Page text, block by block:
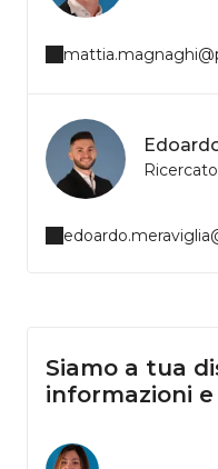
Siamo a tua
informazioni